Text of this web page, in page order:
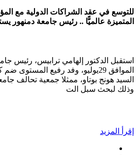
للتوسع في عقد الشراكات الدولية مع
المتميزة عالميًّا .. رئيس جامعة دمنهور
استقبل الدكتور إلهامي ترابيس، رئيس
الموافق 29يوليو، وفد رفيع
السيد هونج بوتاو، ممثلا جمعية تحالف
وذلك لبحث سبل الت
إقرأ المزيد